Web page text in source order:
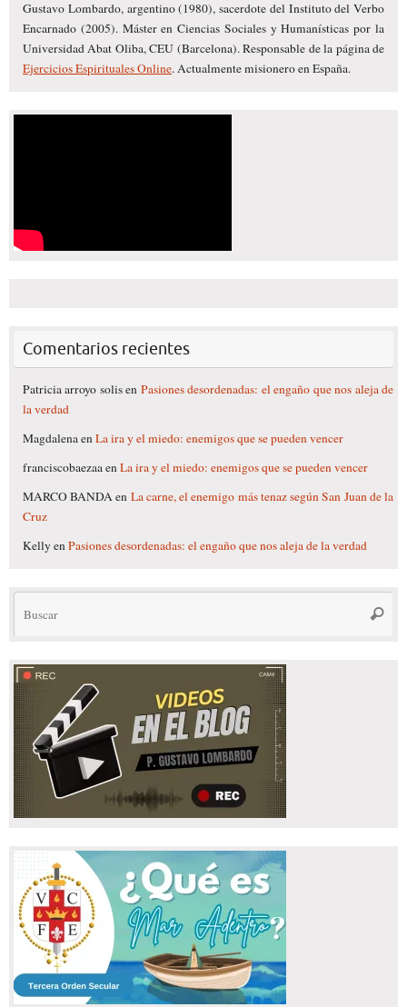
Gustavo Lombardo, argentino (1980), sacerdote del Instituto del Verbo
Encarnado (2005). Máster en Ciencias Sociales y Humanísticas por la
Universidad Abat Oliba, CEU (Barcelona). Responsable de la página de
Ejercicios Espirituales Online. Actualmente misionero en España.
Comentarios recientes
Patricia arroyo solisen Pasiones desordenadas: el engaño que nos aleja de
la verdad
MagdalenaenLa ira y el miedo: enemigos que se pueden vencer
franciscobaezaaenLa ira y el miedo: enemigos que se pueden vencer
MARCO BANDAen La carne, el enemigo más tenaz según San Juan de la
Cruz
KellyenPasiones desordenadas: el engaño que nos aleja de la verdad